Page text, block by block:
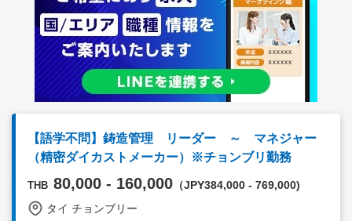
【語学不問】鋳造管理 リーダー ～ マネジャー
（精密ダイカストメーカー）※チョンブリ勤務
THB 80,000 - 160,000 （JPY384,000 - 769,000)
タイ チョンブリー